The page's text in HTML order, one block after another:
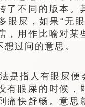
了不同的版本。
眼屎，如果“无
，用作比喻对某
过问的意思。
指人有眼屎便
有眼屎的时候，
痛快舒畅。意思